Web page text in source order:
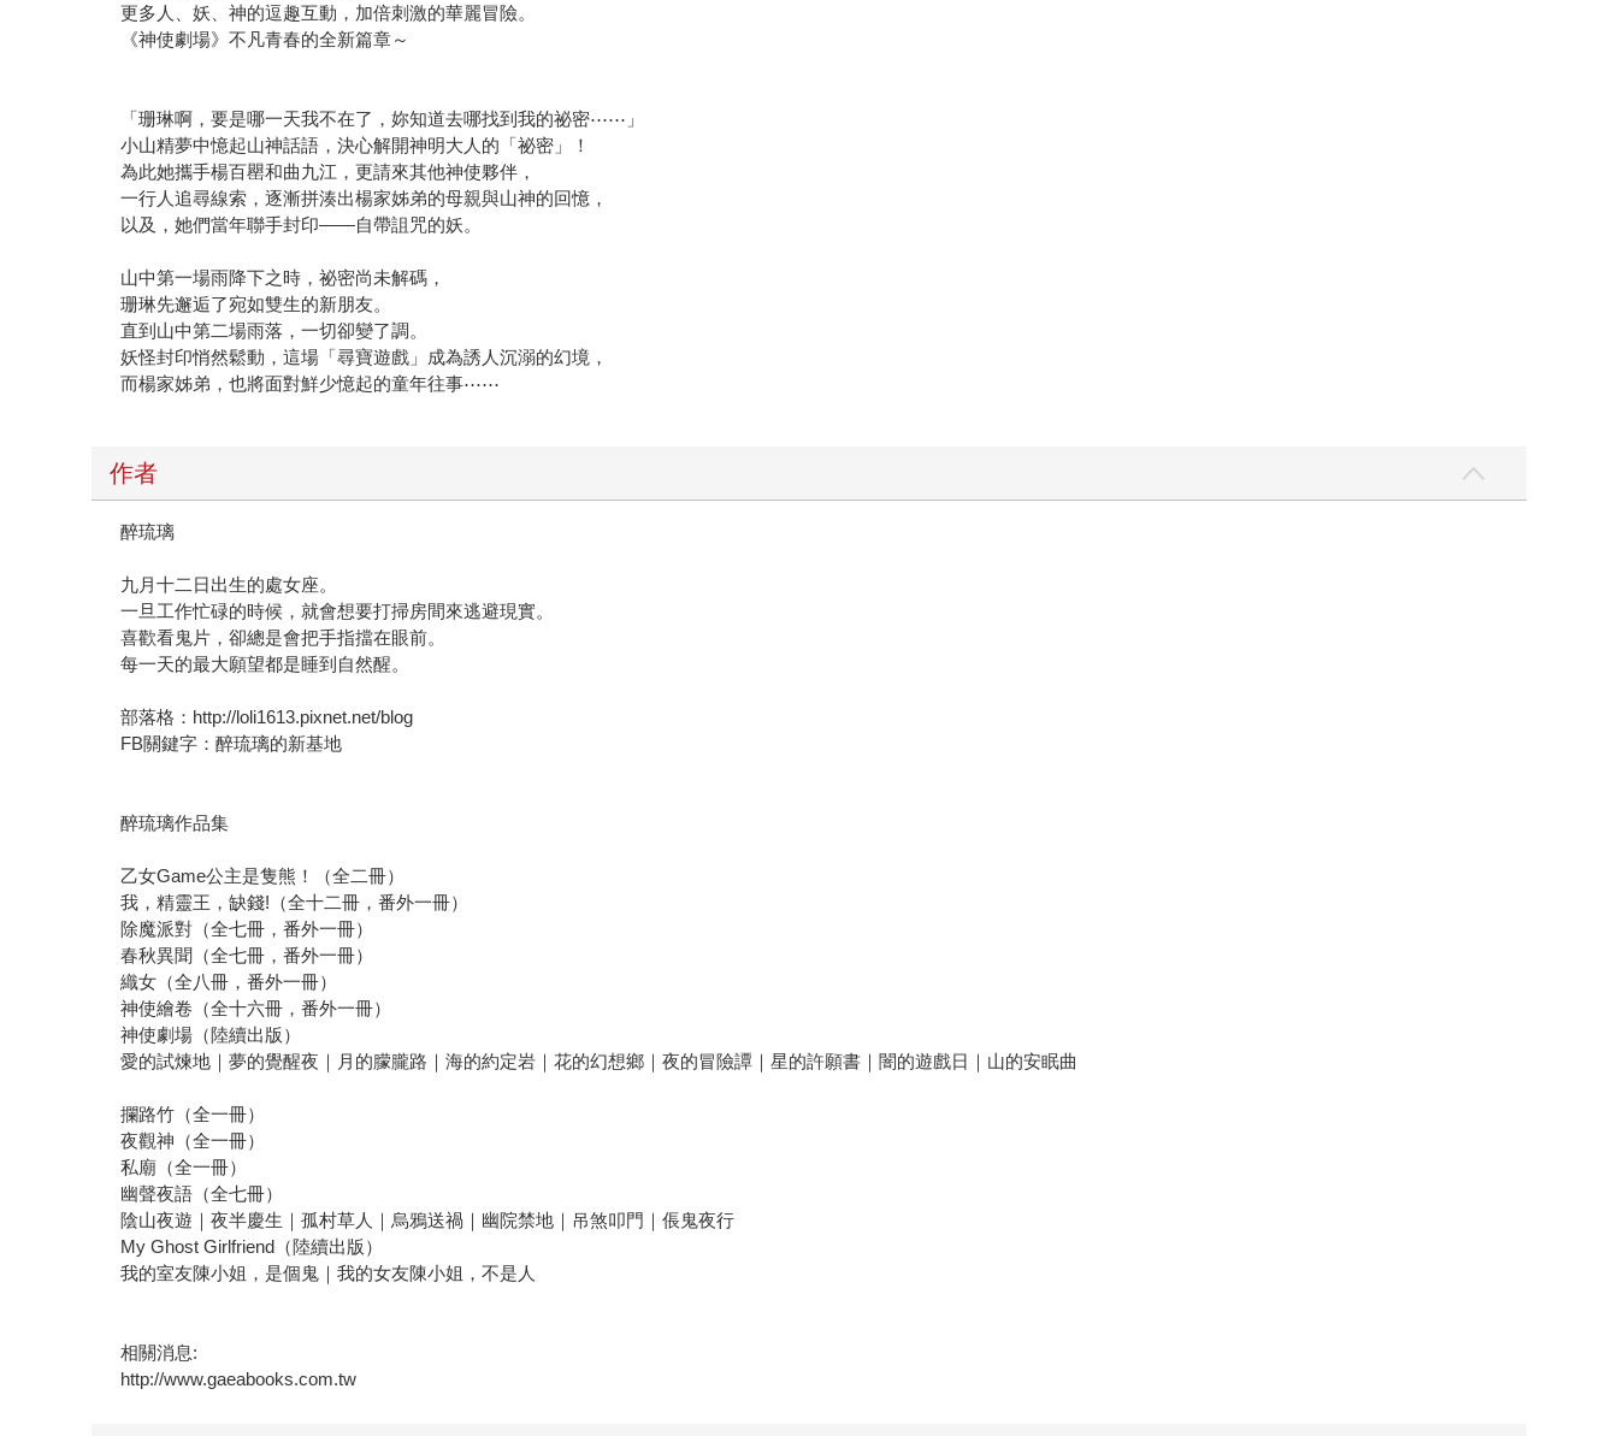
更多人、妖、神的逗趣互動，加倍刺激的華麗冒險。
《神使劇場》不凡青春的全新篇章～
「珊琳啊，要是哪一天我不在了，妳知道去哪找到我的祕密⋯⋯」
小山精夢中憶起山神話語，決心解開神明大人的「祕密」！
為此她攜手楊百罌和曲九江，更請來其他神使夥伴，
一行人追尋線索，逐漸拼湊出楊家姊弟的母親與山神的回憶，
以及，她們當年聯手封印——自帶詛咒的妖。
山中第一場雨降下之時，祕密尚未解碼，
珊琳先邂逅了宛如雙生的新朋友。
直到山中第二場雨落，一切卻變了調。
妖怪封印悄然鬆動，這場「尋寶遊戲」成為誘人沉溺的幻境，
而楊家姊弟，也將面對鮮少憶起的童年往事⋯⋯
作者
醉琉璃
九月十二日出生的處女座。
一旦工作忙碌的時候，就會想要打掃房間來逃避現實。
喜歡看鬼片，卻總是會把手指擋在眼前。
每一天的最大願望都是睡到自然醒。
部落格：http://loli1613.pixnet.net/blog
FB關鍵字：醉琉璃的新基地
醉琉璃作品集
乙女Game公主是隻熊！（全二冊）
我，精靈王，缺錢!（全十二冊，番外一冊）
除魔派對（全七冊，番外一冊）
春秋異聞（全七冊，番外一冊）
織女（全八冊，番外一冊）
神使繪卷（全十六冊，番外一冊）
神使劇場（陸續出版）
愛的試煉地｜夢的覺醒夜｜月的朦朧路｜海的約定岩｜花的幻想鄉｜夜的冒險譚｜星的許願書｜闇的遊戲日｜山的安眠曲
攔路竹（全一冊）
夜觀神（全一冊）
私廟（全一冊）
幽聲夜語（全七冊）
陰山夜遊｜夜半慶生｜孤村草人｜烏鴉送禍｜幽院禁地｜吊煞叩門｜倀鬼夜行
My Ghost Girlfriend（陸續出版）
我的室友陳小姐，是個鬼｜我的女友陳小姐，不是人
相關消息:
http://www.gaeabooks.com.tw